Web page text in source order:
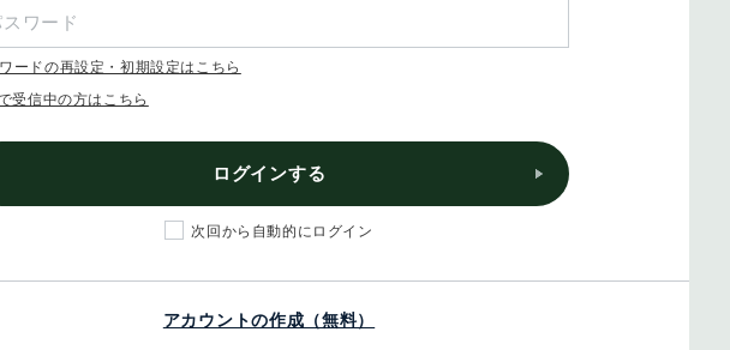
ードの再設定・初期設定はこちら
受信中の方はこちら
ログインする
次回から自動的にログイン
アカウントの作成（無料）